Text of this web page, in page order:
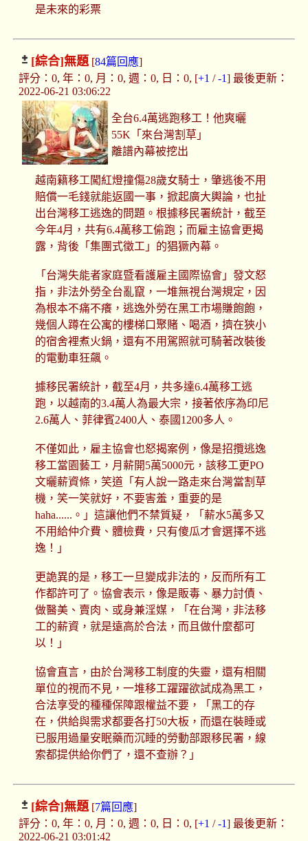
是未來的彩票
[綜合]無題[84篇回應]
評分：0, 年：0, 月：0, 週：0, 日：0, [+1 /-1] 最後更新：
2022-06-21 03:06:22
全台6.4萬逃跑移工！他爽曬
55K「來台灣割草」
離譜內幕被挖出
越南籍移工闖紅燈撞傷28歲女騎士，肇逃後不用
賠償一毛錢就能返國一事，掀起廣大輿論，也扯
出台灣移工逃逸的問題。根據移民署統計，截至
今年4月，共有6.4萬移工偷跑；而雇主協會更揭
露，背後「集團式徵工」的猖獗內幕。
「台灣失能者家庭暨看護雇主國際協會」發文怒
指，非法外勞全台亂竄，一堆無視台灣規定，因
為根本不痛不癢，逃逸外勞在黑工市場賺飽飽，
幾個人蹲在公寓的樓梯口聚賭、喝酒，擠在狹小
的宿舍裡煮火鍋，還有不用駕照就可騎著改裝後
的電動車狂飆。
據移民署統計，截至4月，共多達6.4萬移工逃
跑，以越南的3.4萬人為最大宗，接著依序為印尼
2.6萬人、菲律賓2400人、泰國1200多人。
不僅如此，雇主協會也怒揭案例，像是招攬逃逸
移工當園藝工，月薪開5萬5000元，該移工更PO
文曬薪資條，笑道「有人說一路走來台灣當割草
機，笑一笑就好，不要害羞，重要的是
haha......。」這讓他們不禁質疑，「薪水5萬多又
不用給仲介費、體檢費，只有傻瓜才會選擇不逃
逸！」
更詭異的是，移工一旦變成非法的，反而所有工
作都許可了。協會表示，像是販毒、暴力討債、
做醫美、賣肉、或身兼淫媒，「在台灣，非法移
工的薪資，就是遠高於合法，而且做什麼都可
以！」
協會直言，由於台灣移工制度的失靈，還有相關
單位的視而不見，一堆移工躍躍欲試成為黑工，
合法享受的種種保障跟權益不要，「黑工的存
在，供給與需求都要各打50大板，而還在裝睡或
已服用過量安眠藥而沉睡的勞動部跟移民署，線
索都提供給你們了，還不查辦？」
[綜合]無題[7篇回應]
評分：0, 年：0, 月：0, 週：0, 日：0, [+1 /-1] 最後更新：
2022-06-21 03:01:42